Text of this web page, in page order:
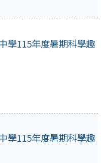
學115年度暑期科學趣
學115年度暑期科學趣